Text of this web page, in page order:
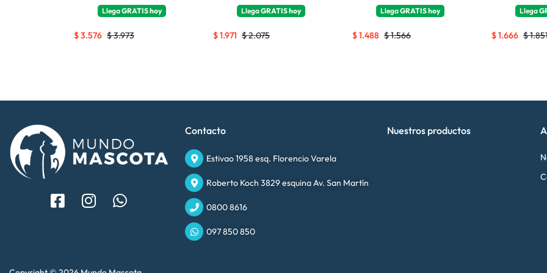
LlegaGRATIShoy
$3.973
$3.576
LlegaGRATIShoy
$2.075
$1.971
LlegaGRATIShoy
$1.566
$1.488
Llega
$
$1.666
Contacto
Estivao 1958 esq. Florencio Varela
Roberto Koch 3829 esquina Av. San Martín
0800 8616
097 850 850
Nuestros productos